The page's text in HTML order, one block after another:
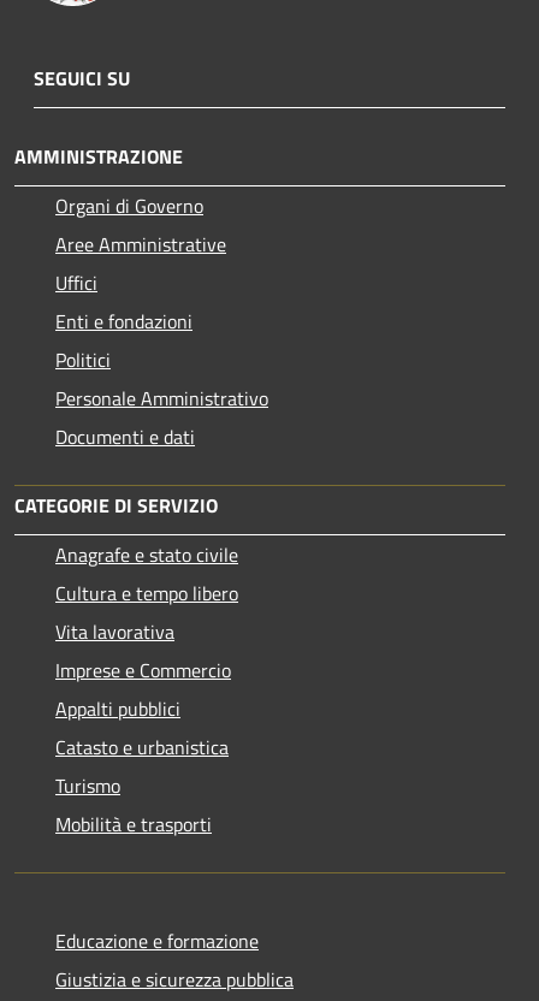
SEGUICI SU
AMMINISTRAZIONE
Organi di Governo
Aree Amministrative
Uffici
Enti e fondazioni
Politici
Personale Amministrativo
Documenti e dati
CATEGORIE DI SERVIZIO
Anagrafe e stato civile
Cultura e tempo libero
Vita lavorativa
Imprese e Commercio
Appalti pubblici
Catasto e urbanistica
Turismo
Mobilità e trasporti
Educazione e formazione
Giustizia e sicurezza pubblica